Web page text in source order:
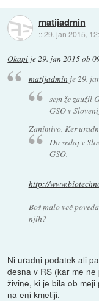
matijadmin
::29. jan 2015,
Okapi je29. jan 2015 ob
matijadminje29.
sem že zaužil
GSO v
Zanimivo. Ker
Do sedaj v
GSO.
http://
Boš malo več
njih?
Ni uradni podatek ali
desna v RS (kar me
živine, ki je bila ob
na eni kmetiji.